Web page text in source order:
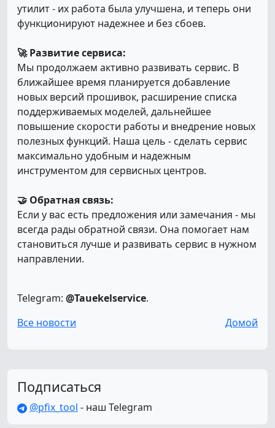
утилит - их работа была улучшена, и теперь они
функционируют надежнее и без сбоев.
🚀 Развитие сервиса:
Мы продолжаем активно развивать сервис. В
ближайшее время планируется добавление
новых версий прошивок, расширение списка
поддерживаемых моделей, дальнейшее
повышение скорости работы и внедрение новых
полезных функций. Наша цель - сделать сервис
максимально удобным и надежным
инструментом для сервисных центров.
🤝 Обратная связь:
Если у вас есть предложения или замечания - мы
всегда рады обратной связи. Она помогает нам
становиться лучше и развивать сервис в нужном
направлении.
Telegram: @Tauekelservice.
Все новости
Домой
Подписаться
@pfix_tool - наш Telegram